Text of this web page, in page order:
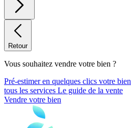
Retour
Vous souhaitez vendre votre bien ?
Pré-estimer en quelques clics votre bien
tous les services Le guide de la vente
Vendre votre bien